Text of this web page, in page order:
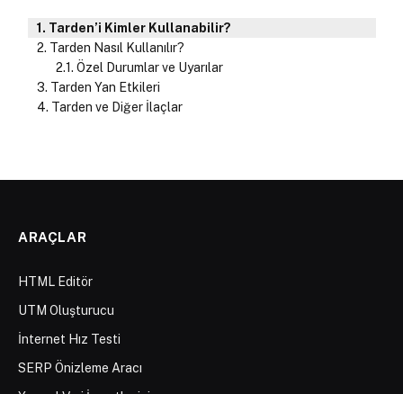
Tarden’i Kimler Kullanabilir?
Tarden Nasıl Kullanılır?
Özel Durumlar ve Uyarılar
Tarden Yan Etkileri
Tarden ve Diğer İlaçlar
ARAÇLAR
HTML Editör
UTM Oluşturucu
İnternet Hız Testi
SERP Önizleme Aracı